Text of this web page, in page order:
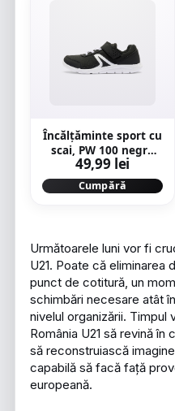
Încălțăminte sport cu
scai, PW 100 negru
Copii
49,99 lei
Cumpără
Următoarele luni vor fi
U21. Poate că eliminarea
punct de cotitură, un
schimbări necesare atât
nivelul organizării. Timpul
România U21 să revină
să reconstruiască
capabilă să facă față
europeană.